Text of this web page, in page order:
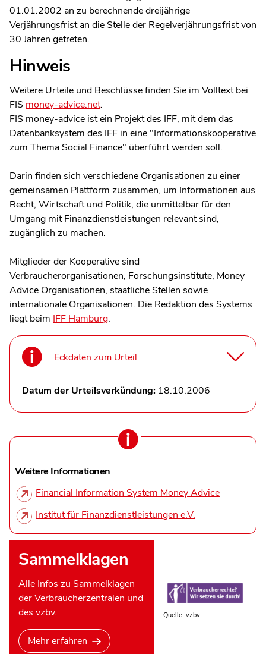
01.01.2002 an zu berechnende dreijährige
Verjährungsfrist an die Stelle der Regelverjährungsfrist von
30 Jahren getreten.
Hinweis
Weitere Urteile und Beschlüsse finden Sie im Volltext bei
FIS money-advice.net.
FIS money-advice ist ein Projekt des IFF, mit dem das
Datenbanksystem des IFF in eine "Informationskooperative
zum Thema Social Finance" überführt werden soll.
Darin finden sich verschiedene Organisationen zu einer
gemeinsamen Plattform zusammen, um Informationen aus
Recht, Wirtschaft und Politik, die unmittelbar für den
Umgang mit Finanzdienstleistungen relevant sind,
zugänglich zu machen.
Mitglieder der Kooperative sind
Verbraucherorganisationen, Forschungsinstitute, Money
Advice Organisationen, staatliche Stellen sowie
internationale Organisationen. Die Redaktion des Systems
liegt beim IFF Hamburg.
Eckdaten zum Urteil
Datum der Urteilsverkündung: 18.10.2006
Weitere Informationen
Financial Information System Money Advice
Institut für Finanzdienstleistungen e.V.
Sammelklagen
Alle Infos zu Sammelklagen
der Verbraucherzentralen und
des vzbv.
Mehr erfahren
Quelle: vzbv